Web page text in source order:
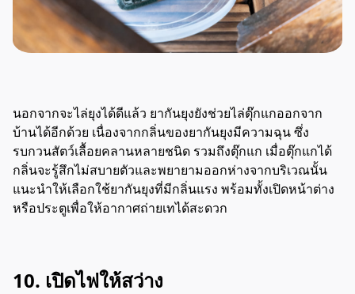
นอกจากจะไล่ยุงได้ดีแล้ว ยากันยุงยังช่วยไล่ตุ๊กแกออกจาก
บ้านได้อีกด้วย เนื่องจากกลิ่นของยากันยุงมีความฉุน ซึ่ง
รบกวนสัตว์เลื้อยคลานหลายชนิด รวมถึงตุ๊กแก เมื่อตุ๊กแกได้
กลิ่นจะรู้สึกไม่สบายตัวและพยายามออกห่างจากบริเวณนั้น
แนะนำให้เลือกใช้ยากันยุงที่มีกลิ่นแรง พร้อมทั้งเปิดหน้าต่าง
หรือประตูเพื่อให้อากาศถ่ายเทได้สะดวก
10. เปิดไฟให้สว่าง